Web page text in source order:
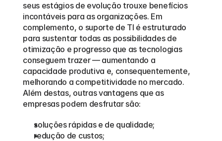
seus estágios de evolução trouxe benefícios
incontáveis para as organizações. Em
complemento, o suporte de TI é estruturado
para sustentar todas as possibilidades de
otimização e progresso que as tecnologias
conseguem trazer — aumentando a
capacidade produtiva e, consequentemente,
melhorando a competitividade no mercado.
Além destas, outras vantagens que as
empresas podem desfrutar são:
soluções rápidas e de qualidade;
redução de custos;